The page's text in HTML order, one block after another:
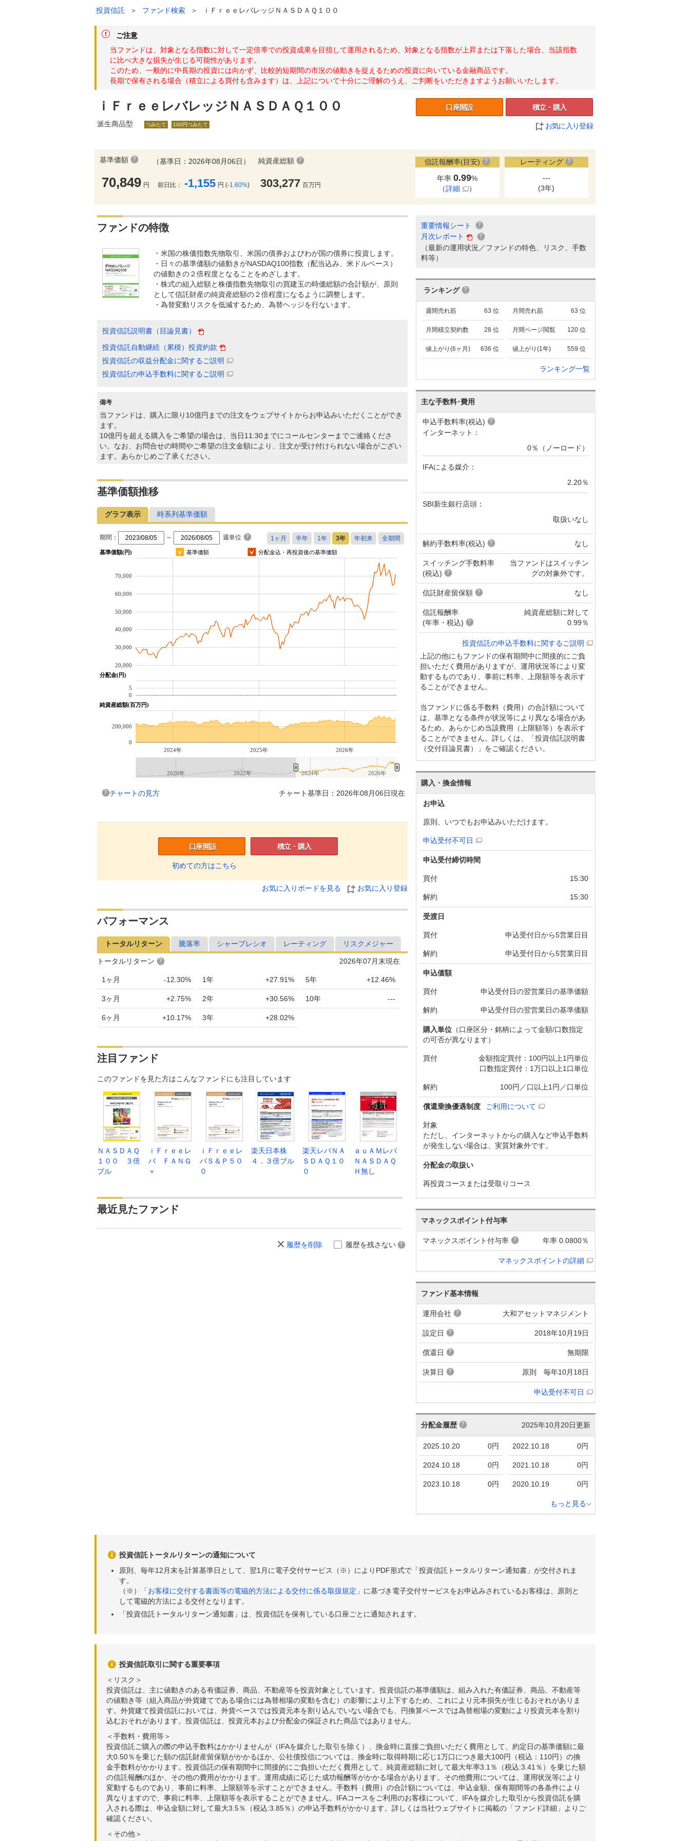
投資信託 ＞ ファンド検索 ＞ ｉＦｒｅｅレバレッジＮＡＳＤＡＱ１００
ご注意
当ファンドは、対象となる指数に対して一定倍率での投資成果を目指して運用されるため、対象となる指数が上昇または下落した場合、当該指数
に比べ大きな損失が生じる可能性があります。
このため、一般的に中長期の投資には向かず、比較的短期間の市況の値動きを捉えるための投資に向いている金融商品です。
長期で保有される場合（積立による買付も含みます）は、上記について十分にご理解のうえ、ご判断をいただきますようお願いいたします。
ｉＦｒｅｅレバレッジＮＡＳＤＡＱ１００ 口座開設 積立・購入
お気に入り登録
派生商品型 つみたて 100円つみたて
基準価額
70,849 円
（基準日：2026年08月06日）
前日比： -1,155 円 (-1.60%)
純資産総額
303,277 百万円
信託報酬率(目安)
年率0.99%
（詳細 ）
レーティング
---
(3年)
ファンドの特徴
・米国の株価指数先物取引、米国の債券およびわが国の債券に投資します。
・日々の基準価額の値動きがNASDAQ100指数（配当込み、米ドルベース）
の値動きの２倍程度となることをめざします。
・株式の組入総額と株価指数先物取引の買建玉の時価総額の合計額が、原則
として信託財産の純資産総額の２倍程度になるように調整します。
・為替変動リスクを低減するため、為替ヘッジを行ないます。
投資信託説明書（目論見書）
投資信託自動継続（累積）投資約款
投資信託の収益分配金に関するご説明
投資信託の申込手数料に関するご説明
備考
当ファンドは、購入に限り10億円までの注文をウェブサイトからお申込みいただくことができ
ます。
10億円を超える購入をご希望の場合は、当日11:30までにコールセンターまでご連絡くださ
い。なお、お問合せの時間やご希望の注文金額により、注文が受け付けられない場合がござい
ます。あらかじめご了承ください。
基準価額推移
グラフ表示 時系列基準価額
期間： ～ 週単位
基準価額(円) 基準価額 分配金込・再投資後の基準価額
20,000
30,000
40,000
50,000
60,000
70,000
分配金(円)
0
5
純資産総額(百万円)
2024年 2025年 2026年
0
200,000
2020年 2022年 2024年 2026年
チャートの見方 チャート基準日：2026年08月06日現在
口座開設
初めての方はこちら
積立・購入
お気に入りボードを見る お気に入り登録
パフォーマンス
トータルリターン 騰落率 シャープレシオ レーティング リスクメジャー
2026年07月末現在
トータルリターン
1ヶ月 -12.30%
3ヶ月 +2.75%
6ヶ月 +10.17%
1年 +27.91%
2年 +30.56%
3年 +28.02%
5年 +12.46%
10年 ---
注目ファンド
このファンドを見た方はこんなファンドにも注目しています
ＮＡＳＤＡＱ
１００ ３倍
ブル
ｉＦｒｅｅレ
バ ＦＡＮＧ
＋
ｉＦｒｅｅレ
バＳ＆Ｐ５０
０
楽天日本株
４．３倍ブル
楽天レバＮＡ
ＳＤＡＱ１０
０
ａｕＡＭレバ
ＮＡＳＤＡＱ
Ｈ無し
最近見たファンド
履歴を削除 履歴を残さない
重要情報シート
月次レポート
（最新の運用状況／ファンドの特色、リスク、手数
料等）
ランキング
63 位
週間売れ筋 63 位
月間売れ筋
28 位
月間積立契約数 120 位
月間ページ閲覧
636 位
値上がり(6ヶ月) 559 位
値上がり(1年)
ランキング一覧
主な手数料･費用
申込手数料率(税込)
インターネット：
0％（ノーロード）
IFAによる媒介：
2.20％
SBI新生銀行店頭：
取扱いなし
解約手数料率(税込) なし
スイッチング手数料率
(税込)
当ファンドはスイッチン
グの対象外です。
信託財産留保額 なし
信託報酬率
(年率・税込)
純資産総額に対して
0.99％
投資信託の申込手数料に関するご説明
上記の他にもファンドの保有期間中に間接的にご負
担いただく費用がありますが、運用状況等により変
動するものであり、事前に料率、上限額等を表示す
ることができません。
当ファンドに係る手数料（費用）の合計額について
は、基準となる条件が状況等により異なる場合があ
るため、あらかじめ当該費用（上限額等）を表示す
ることができません。詳しくは、「投資信託説明書
（交付目論見書）」をご確認ください。
購入・換金情報
お申込
原則、いつでもお申込みいただけます。
申込受付不可日
申込受付締切時間
買付 15:30
解約 15:30
受渡日
買付 申込受付日から5営業日目
解約 申込受付日から5営業日目
申込価額
買付 申込受付日の翌営業日の基準価額
解約 申込受付日の翌営業日の基準価額
購入単位 （口座区分・銘柄によって金額/口数指定
の可否が異なります）
買付
金額指定買付：100円以上1円単位
口数指定買付：1万口以上1口単位
解約 100円／口以上1円／口単位
償還乗換優遇制度 ご利用について
対象
ただし、インターネットからの購入など申込手数料
が発生しない場合は、実質対象外です。
分配金の取扱い
再投資コースまたは受取りコース
マネックスポイント付与率
マネックスポイント付与率 年率 0.0800％
マネックスポイントの詳細
ファンド基本情報
運用会社 大和アセットマネジメント
設定日 2018年10月19日
償還日 無期限
決算日 原則 毎年10月18日
申込受付不可日
2025年10月20日更新
分配金履歴
2025.10.20 0円
2024.10.18 0円
2023.10.18 0円
2022.10.18 0円
2021.10.18 0円
2020.10.19 0円
もっと見る
投資信託トータルリターンの通知について
原則、毎年12月末を計算基準日として、翌1月に電子交付サービス（※）によりPDF形式で「投資信託トータルリターン通知書」が交付されま
す。
（※）「お客様に交付する書面等の電磁的方法による交付に係る取扱規定 」に基づき電子交付サービスをお申込みされているお客様は、原則と
して電磁的方法による交付となります。
「投資信託トータルリターン通知書」は、投資信託を保有している口座ごとに通知されます。
投資信託取引に関する重要事項
＜リスク＞
投資信託は、主に値動きのある有価証券、商品、不動産等を投資対象としています。投資信託の基準価額は、組み入れた有価証券、商品、不動産等
の値動き等（組入商品が外貨建てである場合には為替相場の変動を含む）の影響により上下するため、これにより元本損失が生じるおそれがありま
す。外貨建て投資信託においては、外貨ベースでは投資元本を割り込んでいない場合でも、円換算ベースでは為替相場の変動により投資元本を割り
込むおそれがあります。投資信託は、投資元本および分配金の保証された商品ではありません。
＜手数料・費用等＞
投資信託ご購入の際の申込手数料はかかりませんが（IFAを媒介した取引を除く）、換金時に直接ご負担いただく費用として、約定日の基準価額に最
大0.50％を乗じた額の信託財産留保額がかかるほか、公社債投信については、換金時に取得時期に応じ1万口につき最大100円（税込：110円）の換
金手数料がかかります。投資信託の保有期間中に間接的にご負担いただく費用として、純資産総額に対して最大年率3.1％（税込:3.41％）を乗じた額
の信託報酬のほか、その他の費用がかかります。運用成績に応じた成功報酬等がかかる場合があります。その他費用については、運用状況等により
変動するものであり、事前に料率、上限額等を示すことができません。手数料（費用）の合計額については、申込金額、保有期間等の各条件により
異なりますので、事前に料率、上限額等を表示することができません。IFAコースをご利用のお客様について、IFAを媒介した取引から投資信託を購
入される際は、申込金額に対して最大3.5％（税込:3.85％）の申込手数料がかかります。詳しくは当社ウェブサイトに掲載の「ファンド詳細」よりご
確認ください。
＜その他＞